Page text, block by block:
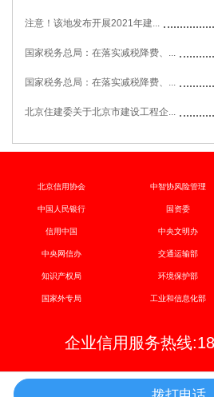
注意！该地发布开展2021年建...
国家税务总局：在落实减税降费、...
国家税务总局：在落实减税降费、...
北京住建委关于北京市建设工程企...
北京信用协会 中智协风险管理
中国人民银行 国资委
信用中国 中央文明办
中央网信办 交通运输部
知识产权局 环境保护部
国家外专局 工业和信息化部
企业信用服务热线